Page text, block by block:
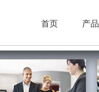
首页
产品